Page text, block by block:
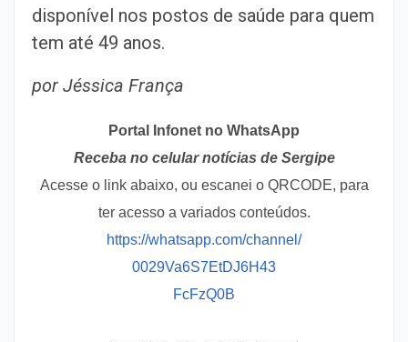
disponível nos postos de saúde para quem
tem até 49 anos.
por Jéssica França
Portal Infonet no WhatsApp
Receba no celular notícias de Sergipe
Acesse o link abaixo, ou escanei o QRCODE, para
ter acesso a variados conteúdos.
https://whatsapp.com/channel/
0029Va6S7EtDJ6H43
FcFzQ0B